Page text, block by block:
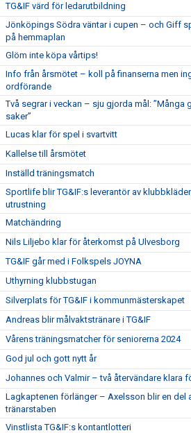
TG&IF värd för ledarutbildning
Jönköpings Södra väntar i cupen – och Giff
på hemmaplan
Glöm inte köpa vårtips!
Info från årsmötet – koll på finanserna men
ordförande
Två segrar i veckan – sju gjorda mål: ”Många
saker”
Lucas klar för spel i svartvitt
Kallelse till årsmötet
Inställd träningsmatch
Sportlife blir TG&IF:s leverantör av
utrustning
Matchändring
Nils Liljebo klar för återkomst på Ulvesborg
TG&IF går med i Folkspels JOYNA
Uthyrning klubbstugan
Silverplats för TG&IF i kommunmästerskapet
Andreas blir målvaktstränare i TG&IF
Vårens träningsmatcher för seniorerna 2024
God jul och gott nytt år
Johannes och Valmir – två återvändare klara
Lagkaptenen förlänger – Axelsson blir en del
tränarstaben
Vinstlista TG&IF:s kontantlotteri